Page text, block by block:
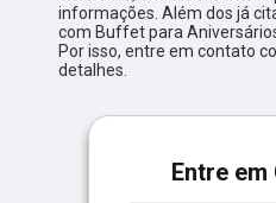
informações. Além dos já
com Buffet para
Por isso, entre em contato
detalhes.
Entre